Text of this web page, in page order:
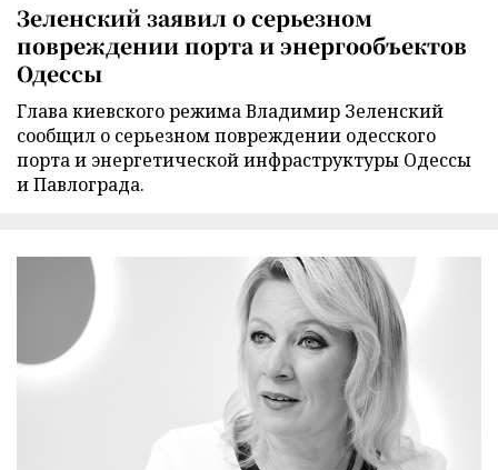
Зеленский заявил о серьезном
повреждении порта и энергообъектов
Одессы
Глава киевского режима Владимир Зеленский
сообщил о серьезном повреждении одесского
порта и энергетической инфраструктуры Одессы
и Павлограда.